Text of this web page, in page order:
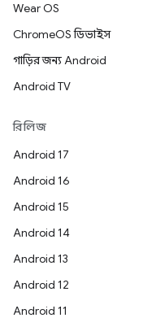
Wear OS
ChromeOS ডিভাইস
গাড়ির জন্য Android
Android TV
রিলিজ
Android 17
Android 16
Android 15
Android 14
Android 13
Android 12
Android 11